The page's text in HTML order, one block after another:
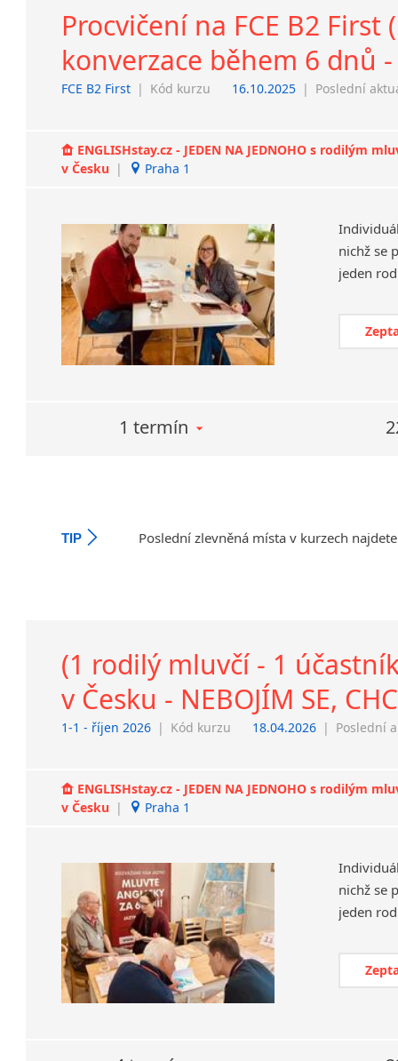
Procvičení na FCE B2
konverzace během 6 dnů -
FCE B2 First | Kód kurzu 16.10.2025 | Poslední
ENGLISHstay.cz - JEDEN NA JEDNOHO s rodilým
v Česku | Praha 1
nichž se
1 termín
TIP Poslední zlevněná místa v kurzech
(1 rodilý mluvčí - 1
v Česku - NEBOJÍM SE,
1-1 - říjen 2026 | Kód kurzu 18.04.2026 | Poslední
ENGLISHstay.cz - JEDEN NA JEDNOHO s rodilým
v Česku | Praha 1
nichž se